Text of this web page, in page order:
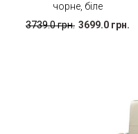
чорне, біле
3739.0 грн. 3699.0 грн.